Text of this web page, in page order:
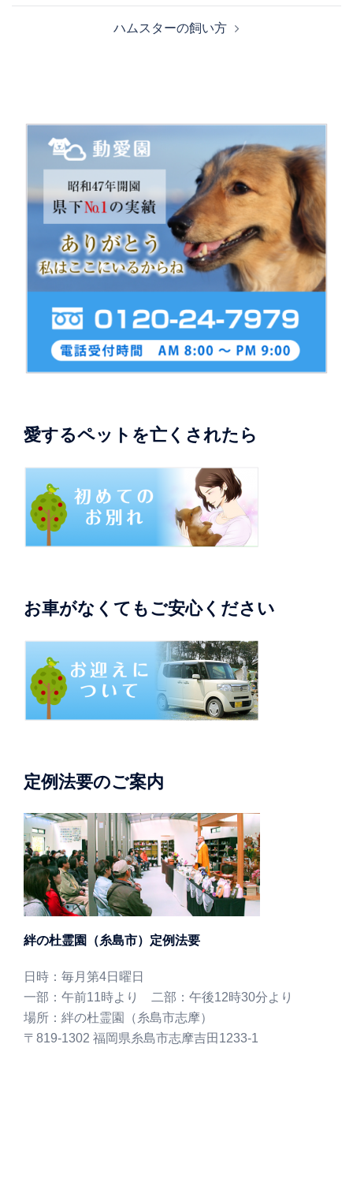
ョ
ハムスターの飼い方
愛するペットを亡くされたら
お車がなくてもご安心ください
定例法要のご案内
絆の杜霊園（糸島市）定例法要
日時：毎月第4日曜日
一部：午前11時より 二部：午後12時30分より
場所：絆の杜霊園（糸島市志摩）
〒819-1302 福岡県糸島市志摩吉田1233-1